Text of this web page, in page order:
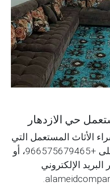
حي الازدهار
الأثاث المستعمل التي
تقدمها شركتنا فاتصل بنا على +966575679465، أو
الإلكتروني